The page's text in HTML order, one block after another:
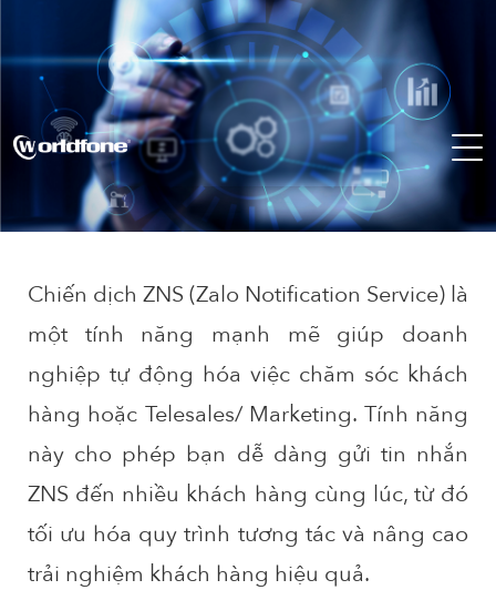
Chiến dịch ZNS (Zalo Notification Service) là
một tính năng mạnh mẽ giúp doanh
nghiệp tự động hóa việc chăm sóc khách
hàng hoặc Telesales/ Marketing. Tính năng
này cho phép bạn dễ dàng gửi tin nhắn
ZNS đến nhiều khách hàng cùng lúc, từ đó
tối ưu hóa quy trình tương tác và nâng cao
trải nghiệm khách hàng hiệu quả.